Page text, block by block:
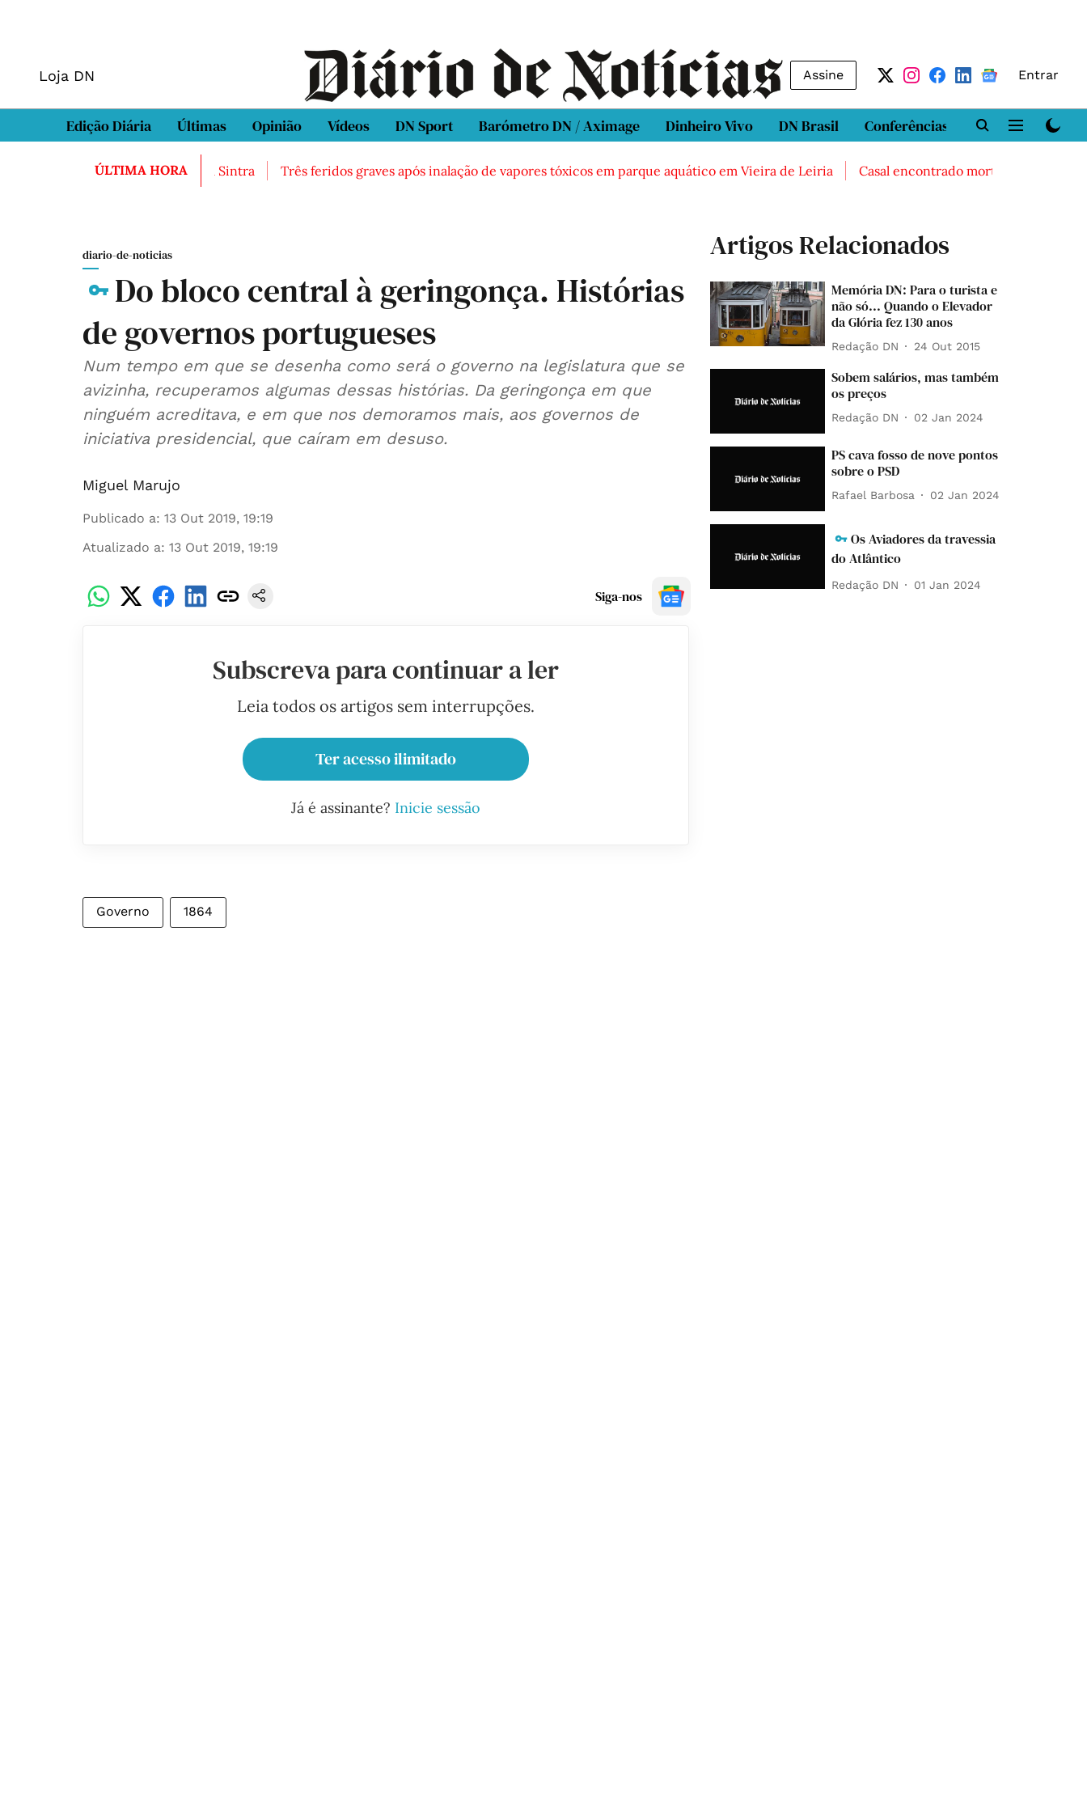
Loja DN Assine Entrar
Edição Diária Últimas Opinião Vídeos DN Sport Barómetro DN / Aximage Dinheiro Vivo DN Brasil Conferências DN LAB
ÚLTIMA HORA
Casal encontrado morto em Sintra Três feridos graves após inalação de vapores tóxicos em parque aquático em Vieira de Leiria Casal encontrado morto em Sintra
diario-de-noticias
Do bloco central à geringonça. Histórias
de governos portugueses
Num tempo em que se desenha como será o governo na legislatura que se
avizinha, recuperamos algumas dessas histórias. Da geringonça em que
ninguém acreditava, e em que nos demoramos mais, aos governos de
iniciativa presidencial, que caíram em desuso.
Miguel Marujo
Publicado a: 13 Out 2019, 19:19
Atualizado a: 13 Out 2019, 19:19
Siga-nos
Subscreva para continuar a ler
Leia todos os artigos sem interrupções.
Ter acesso ilimitado
Já é assinante? Inicie sessão
Governo 1864
Artigos Relacionados
Memória DN: Para o turista e
não só... Quando o Elevador
da Glória fez 130 anos
Redação DN 24 Out 2015
Sobem salários, mas também
os preços
Redação DN 02 Jan 2024
PS cava fosso de nove pontos
sobre o PSD
Rafael Barbosa 02 Jan 2024
Os Aviadores da travessia
do Atlântico
Redação DN 01 Jan 2024